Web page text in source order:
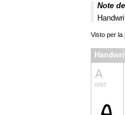
Note
Visto per la